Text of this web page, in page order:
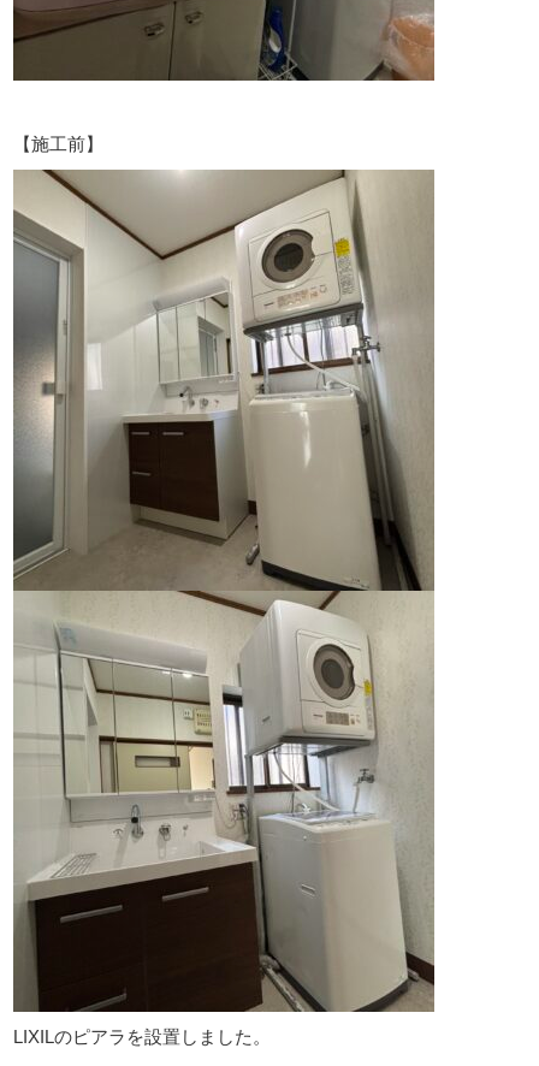
【施工前】
LIXILのピアラを設置しました。